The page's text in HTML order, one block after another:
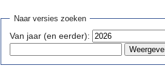
Naar versies zoeken
Van jaar (en eerder):